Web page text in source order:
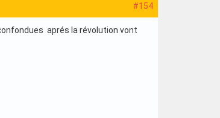
#154
aprés la révolution vont